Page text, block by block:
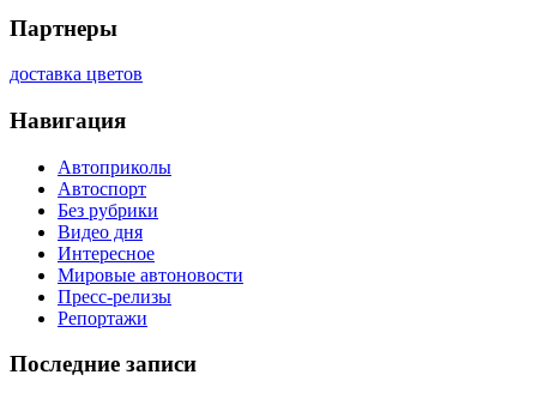
Партнеры
доставка цветов
Навигация
Автоприколы
Автоспорт
Без рубрики
Видео дня
Интересное
Мировые автоновости
Пресс-релизы
Репортажи
Последние записи